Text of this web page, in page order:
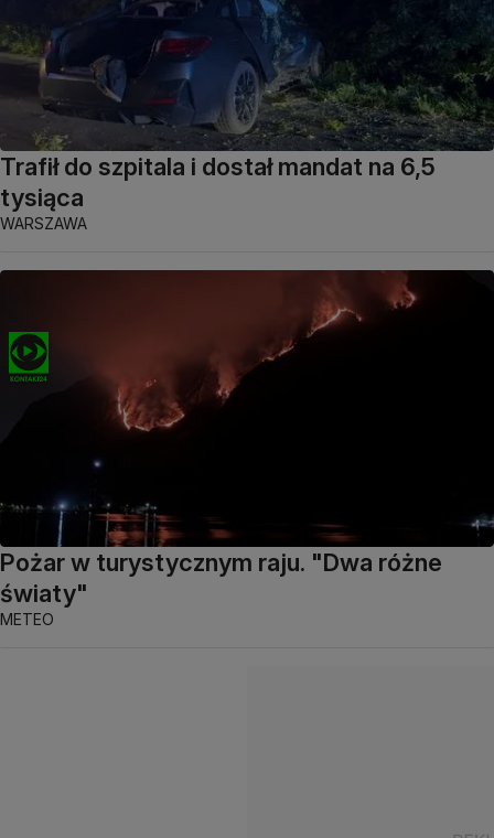
Trafił do szpitala i dostał mandat na 6,5
tysiąca
WARSZAWA
Pożar w turystycznym raju. "Dwa różne
światy"
METEO